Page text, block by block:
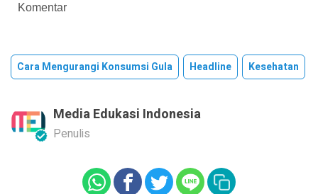
Komentar
Cara Mengurangi Konsumsi Gula Headline Kesehatan
Media Edukasi Indonesia
Penulis